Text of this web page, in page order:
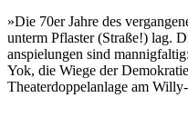
»Die 70er Jahre des
unterm Pflaster (Straße!) lag.
anspielungen sind
Yok, die Wiege der
Theaterdoppelanlage am